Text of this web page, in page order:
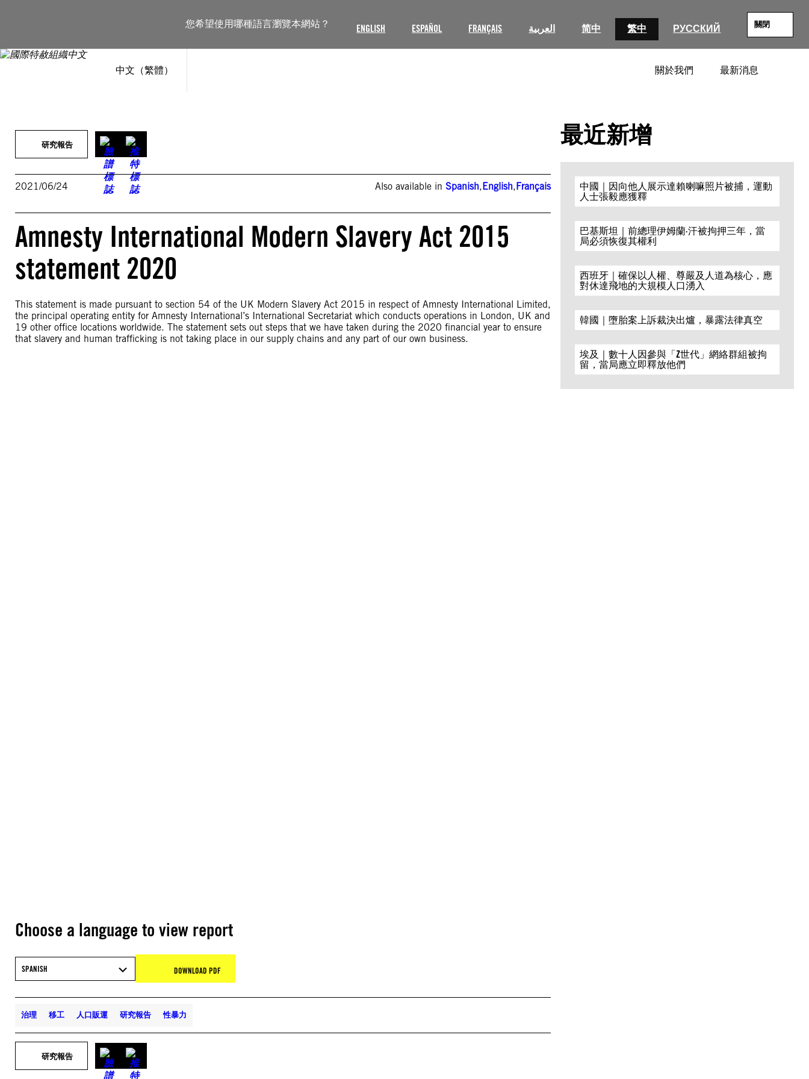
您希望使用哪種語言瀏覽本網站？ ENGLISH ESPAÑOL FRANÇAIS العربية 简中 繁中 РУССКИЙ 關閉
中文（繁體） 關於我們 最新消息
內
研究報告
2021/06/24 Also available inSpanish,English,Français
Amnesty International Modern Slavery Act 2015
statement 2020
This statement is made pursuant to section 54 of the UK Modern Slavery Act 2015 in respect of Amnesty International Limited,
the principal operating entity for Amnesty International’s International Secretariat which conducts operations in London, UK and
19 other office locations worldwide. The statement sets out steps that we have taken during the 2020 financial year to ensure
that slavery and human trafficking is not taking place in our supply chains and any part of our own business.
Choose a language to view report
SPANISH DOWNLOAD PDF
治理 移工 人口販運 研究報告 性暴力
研究報告
最近新增
中國｜因向他人展示達賴喇嘛照片被捕，運動
人士張毅應獲釋
巴基斯坦｜前總理伊姆蘭·汗被拘押三年，當
局必須恢復其權利
西班牙｜確保以人權、尊嚴及人道為核心，應
對休達飛地的大規模人口湧入
韓國｜墮胎案上訴裁決出爐，暴露法律真空
埃及｜數十人因參與「Z世代」網絡群組被拘
留，當局應立即釋放他們